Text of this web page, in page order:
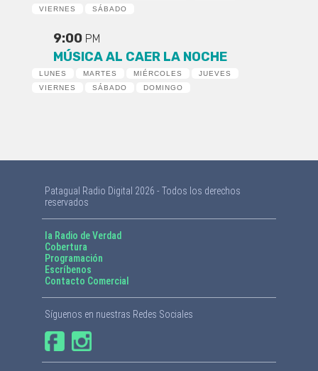
VIERNES
SÁBADO
9:00 PM
MÚSICA AL CAER LA NOCHE
LUNES MARTES MIÉRCOLES
JUEVES
VIERNES
SÁBADO DOMINGO
Patagual Radio Digital 2026 - Todos los derechos
reservados
la Radio de Verdad
Cobertura
Programación
Escríbenos
Contacto Comercial
Síguenos en nuestras Redes Sociales